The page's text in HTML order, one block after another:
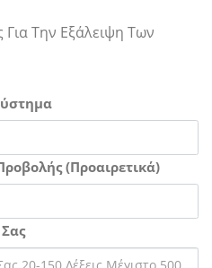
Την Εξάλειψη Των
(Προαιρετικά)